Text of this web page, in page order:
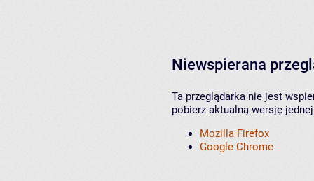
Niewspierana
Ta przeglądarka nie jest
pobierz aktualną wersję
Mozilla Firefox
Google Chrome